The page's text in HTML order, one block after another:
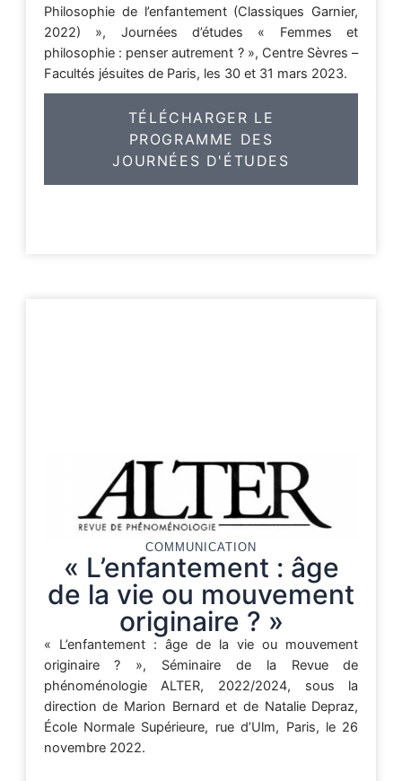
Philosophie de l’enfantement (Classiques Garnier,
2022) », Journées d’études « Femmes et
philosophie : penser autrement ? », Centre Sèvres –
Facultés jésuites de Paris, les 30 et 31 mars 2023.
TÉLÉCHARGER LE
PROGRAMME DES
JOURNÉES D'ÉTUDES
COMMUNICATION
« L’enfantement : âge
de la vie ou mouvement
originaire ? »
« L’enfantement : âge de la vie ou mouvement
originaire ? », Séminaire de la Revue de
phénoménologie ALTER, 2022/2024, sous la
direction de Marion Bernard et de Natalie Depraz,
École Normale Supérieure, rue d’Ulm, Paris, le 26
novembre 2022.